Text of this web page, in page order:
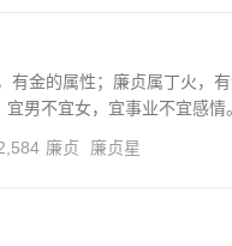
有金的属性；廉贞属丁火，
男不宜女，宜事业不宜感情
廉贞 廉贞星